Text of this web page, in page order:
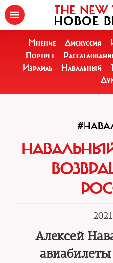
THE NEW
НОВОЕ
Мнение Дискуссия
Портрет
Израиль
Навальный
Алексей